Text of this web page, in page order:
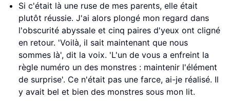
Si c'était là une ruse de mes parents, elle était
plutôt réussie. J'ai alors plongé mon regard dans
l'obscurité abyssale et cinq paires d'yeux ont cligné
en retour. 'Voilà, il sait maintenant que nous
sommes là', dit la voix. 'L'un de vous a enfreint la
règle numéro un des monstres : maintenir l'élément
de surprise'. Ce n'était pas une farce, ai-je réalisé. Il
y avait bel et bien des monstres sous mon lit.